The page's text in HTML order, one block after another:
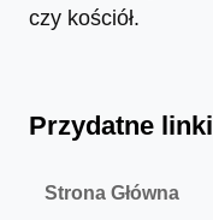
czy kościół.
Przydatne linki
Strona Główna